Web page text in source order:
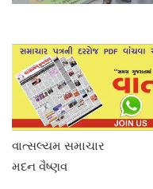
વાત્સલ્યમ સમાચાર
મદન વૈષ્ણવ